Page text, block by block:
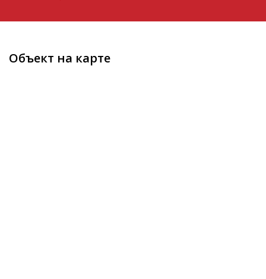
Объект на карте